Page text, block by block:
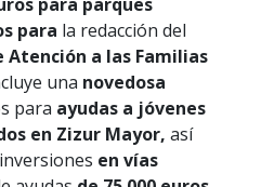
para la redacción del
Atención a las Familias
una novedosa
para ayudas a jóvenes
en Zizur Mayor, así
en vías